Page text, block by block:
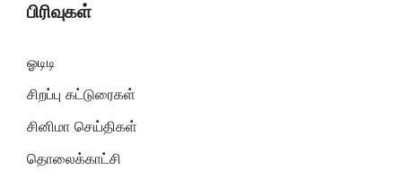
பிரிவுகள்
ஓடிடி
சிறப்பு கட்டுரைகள்
சினிமா செய்திகள்
தொலைக்காட்சி